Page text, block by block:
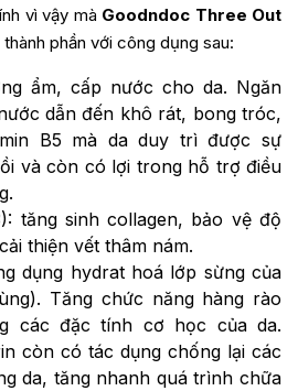
vì vậy mà Goodndoc Three Out
phần với công dụng sau:
ẩm, cấp nước cho da. Ngăn
dẫn đến khô rát, bong tróc,
B5 mà da duy trì được sự
và còn có lợi trong hỗ trợ điều
tăng sinh collagen, bảo vệ độ
thiện vết thâm nám.
dụng hydrat hoá lớp sừng của
Tăng chức năng hàng rào
các đặc tính cơ học của da.
còn có tác dụng chống lại các
da, tăng nhanh quá trình chữa